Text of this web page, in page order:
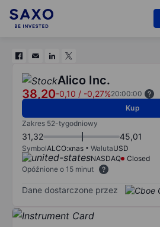
Alico Inc.
38,20-0,10 / -0,27%20:00:00
Kup
Zakres 52-tygodniowy
31,32 45,01
SymbolALCO:xnas WalutaUSD
NASDAQ
Closed
Opóźnione o 15 minut
Dane dostarczone przez